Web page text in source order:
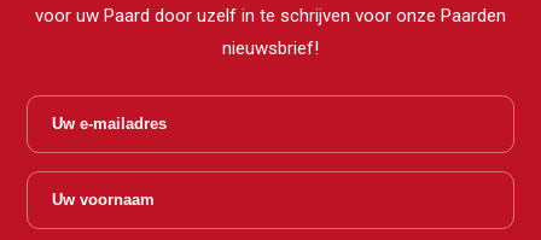
voor uw Paard door uzelf in te schrijven voor onze Paarden
nieuwsbrief!